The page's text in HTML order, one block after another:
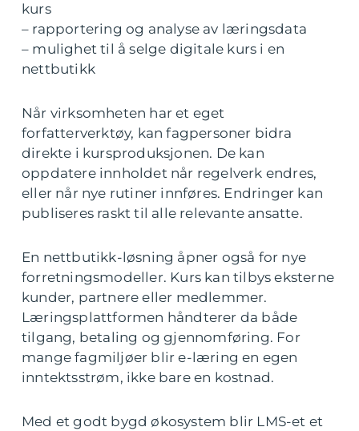
kurs
– rapportering og analyse av læringsdata
– mulighet til å selge digitale kurs i en
nettbutikk
Når virksomheten har et eget
forfatterverktøy, kan fagpersoner bidra
direkte i kursproduksjonen. De kan
oppdatere innholdet når regelverk endres,
eller når nye rutiner innføres. Endringer kan
publiseres raskt til alle relevante ansatte.
En nettbutikk-løsning åpner også for nye
forretningsmodeller. Kurs kan tilbys eksterne
kunder, partnere eller medlemmer.
Læringsplattformen håndterer da både
tilgang, betaling og gjennomføring. For
mange fagmiljøer blir e-læring en egen
inntektsstrøm, ikke bare en kostnad.
Med et godt bygd økosystem blir LMS-et et